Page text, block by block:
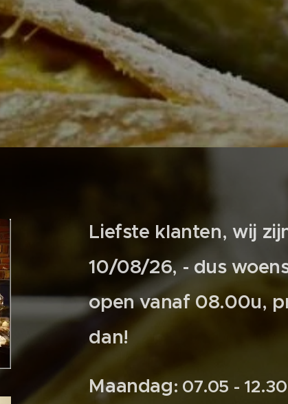
Liefste klanten, wij
10/08/26, - dus
open vanaf 08.00u,
dan!
Maandag: 07.05 -